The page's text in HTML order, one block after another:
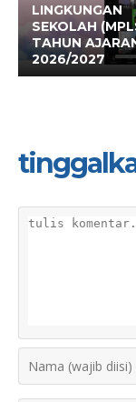
LINGKUNGAN
SEKOLAH
TAHUN
2026/2027